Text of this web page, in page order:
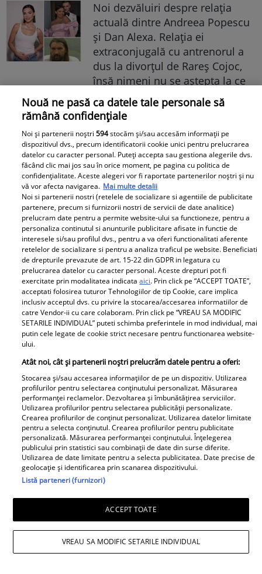
Noi dezvăluiri despre relația
actuală dintre Andreea Popescu
și Dan Alexa. Relația ei
extraconjugală cu antrenorul a
dus la divorțul de Rareș Cojoc,
însă nimeni nu se aștepta la ce
se întâmplă în prezent
Este în culmea fericirii! Vedeta a
devenit mamă pentru a doua
oară și a dezvăluit prima
imagine cu fiul său: „Iubirile
vieții mele” Foto
A1.ro
Poftiți pe la noi: Poftiți la
întrecere. Mirela Vaida și
Adriana Trandafir, în centrul
atenției după provocarea lui Nea
Mărin
Nouă ne pasă ca datele tale personale să
rămână confidențiale
Noi și partenerii noștri594stocăm și/sau accesăm informații pe
dispozitivul dvs., precum identificatorii cookie unici pentru prelucrarea
datelor cu caracter personal. Puteți accepta sau gestiona alegerile dvs.
făcând clic mai jos sau în orice moment, pe pagina cu politica de
confidențialitate. Aceste alegeri vor fi raportate partenerilor noștri și nu
vă vor afecta navigarea. Mai multe detalii
Noi si partenerii nostri (retelele de socializare si agentiile de publicitate
partenere, precum si furnizorii nostri de servicii de date analitice)
prelucram date pentru a permite website-ului sa functioneze, pentru a
personaliza continutul si anunturile publicitare afisate in functie de
interesele si/sau profilul dvs., pentru a va oferi functionalitati aferente
retelelor de socializare si pentru a analiza traficul pe website. Beneficiati
de drepturile prevazute de art. 15-22 din GDPR in legatura cu
prelucrarea datelor cu caracter personal. Aceste drepturi pot fi
exercitate prin modalitatea indicataaici. Prin click pe “ACCEPT TOATE”,
acceptati folosirea tuturor Tehnologiilor de tip Cookie, care implica
inclusiv acceptul dvs. cu privire la stocarea/accesarea informatiilor de
catre Vendor-ii cu care colaboram. Prin click pe “VREAU SA MODIFIC
SETARILE INDIVIDUAL” puteti schimba preferintele in mod individual, mai
putin cele legate de cookie strict necesare pentru functionarea website-
ului.
Atât noi, cât și partenerii noștri prelucrăm datele pentru a oferi:
Stocarea și/sau accesarea informațiilor de pe un dispozitiv. Utilizarea
profilurilor pentru selectarea conținutului personalizat. Măsurarea
performanței reclamelor. Dezvoltarea și îmbunătățirea serviciilor.
Utilizarea profilurilor pentru selectarea publicității personalizate.
Crearea profilurilor de conținut personalizat. Utilizarea datelor limitate
pentru a selecta conținutul. Crearea profilurilor pentru publicitate
personalizată. Măsurarea performanței conținutului. Înțelegerea
publicului prin statistici sau combinații de date din surse diferite.
Utilizarea de date limitate pentru a selecta publicitatea. Date precise de
geolocație și identificarea prin scanarea dispozitivului.
Listă parteneri (furnizori)
ACCEPT TOATE
VREAU SA MODIFIC SETARILE INDIVIDUAL